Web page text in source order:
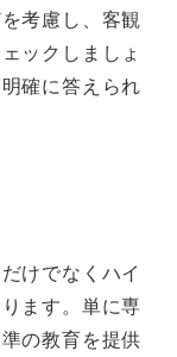
考慮し、客観
ックしましょ
確に答えられ
けでなくハイ
ます。単に専
の教育を提供